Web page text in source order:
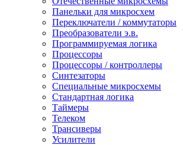
Панельки для микросхем
Переключатели / коммутаторы
Преобразователи э.в.
Программируемая логика
Процессоры
Процессоры / контроллеры
Синтезаторы
Специальные микросхемы
Стандартная логика
Таймеры
Телеком
Трансиверы
Усилители